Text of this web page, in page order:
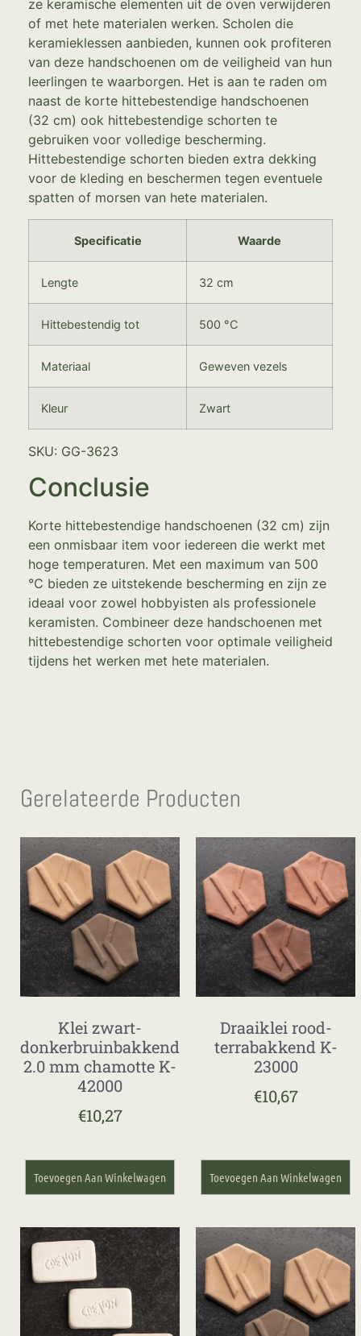
ze keramische elementen uit de oven verwijderen
of met hete materialen werken. Scholen die
keramieklessen aanbieden, kunnen ook profiteren
van deze handschoenen om de veiligheid van hun
leerlingen te waarborgen. Het is aan te raden om
naast de korte hittebestendige handschoenen
(32 cm) ook hittebestendige schorten te
gebruiken voor volledige bescherming.
Hittebestendige schorten bieden extra dekking
voor de kleding en beschermen tegen eventuele
spatten of morsen van hete materialen.
Specificatie Waarde
Lengte 32 cm
Hittebestendig tot 500 °C
Materiaal Geweven vezels
Kleur Zwart
SKU: GG-3623
Conclusie
Korte hittebestendige handschoenen (32 cm) zijn
een onmisbaar item voor iedereen die werkt met
hoge temperaturen. Met een maximum van 500
°C bieden ze uitstekende bescherming en zijn ze
ideaal voor zowel hobbyisten als professionele
keramisten. Combineer deze handschoenen met
hittebestendige schorten voor optimale veiligheid
tijdens het werken met hete materialen.
Gerelateerde Producten
Klei zwart-
donkerbruinbakkend
2.0 mm chamotte K-
42000
€10,27
Toevoegen Aan Winkelwagen
Draaiklei rood-
terrabakkend K-
23000
€10,67
Toevoegen Aan Winkelwagen